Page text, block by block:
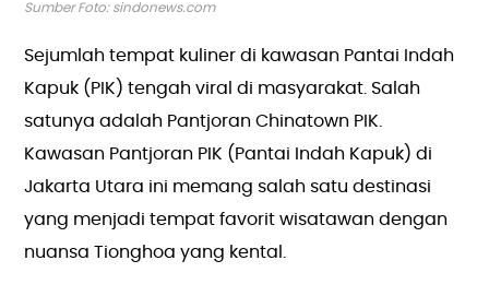
Sumber Foto: sindonews.com
Sejumlah tempat kuliner di kawasan Pantai Indah
Kapuk (PIK) tengah viral di masyarakat. Salah
satunya adalah Pantjoran Chinatown PIK.
Kawasan Pantjoran PIK (Pantai Indah Kapuk) di
Jakarta Utara ini memang salah satu destinasi
yang menjadi tempat favorit wisatawan dengan
nuansa Tionghoa yang kental.